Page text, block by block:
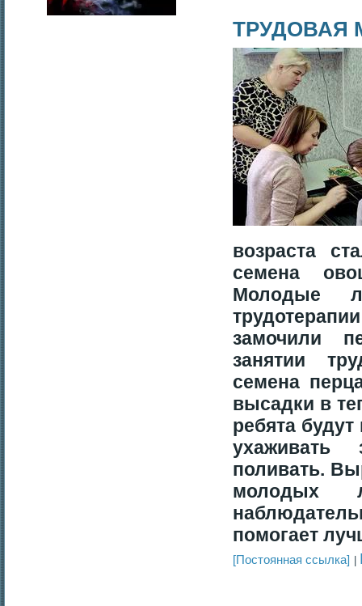
ТРУДОВАЯ
возраста
семена
Молодые
замочили
занятии
семена
высадки в
ребята
поливать.
молодых
помогает
[Постоянная ссылка]